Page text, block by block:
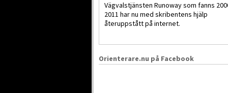
Vägvalstjänsten Runoway som fanns
2011 har nu med skribentens hjälp
återuppstått på internet.
Orienterare.nu på Facebook